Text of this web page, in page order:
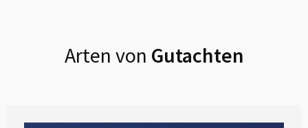
Arten von Gutachten